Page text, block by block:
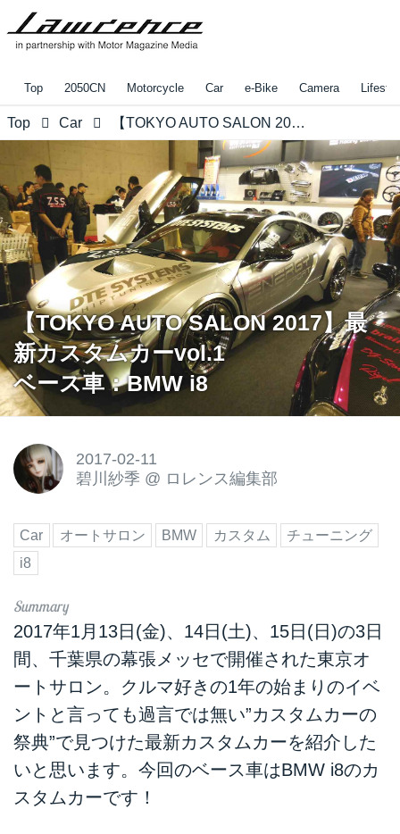
Top 2050CN Motorcycle Car e-Bike Camera
Top Car 【TOKYO AUTO SALON 2017】最新カスタムカーvol.1 ベース車：BMW i8
【TOKYO AUTO SALON 2017】最
新カスタムカーvol.1
ベース車：BMW i8
2017-02-11
碧川紗季 @ ロレンス編集部
Car オートサロン BMW カスタム
チューニング
i8
2017年1月13日(金)、14日(土)、15日(日)の3日
間、千葉県の幕張メッセで開催された東京オ
ートサロン。クルマ好きの1年の始まりのイベ
ントと言っても過言では無い”カスタムカーの
祭典”で見つけた最新カスタムカーを紹介した
いと思います。今回のベース車はBMW i8のカ
スタムカーです！